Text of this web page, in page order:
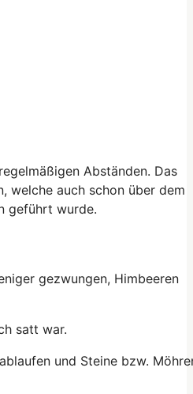
Abständen. Das
welche auch schon über dem
geführt wurde.
gezwungen, Himbeeren
satt war.
und Steine bzw.